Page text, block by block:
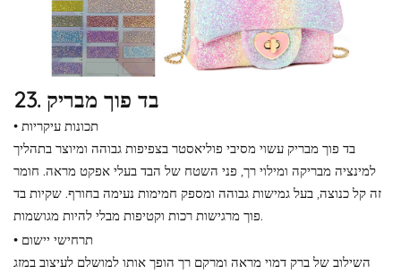
23. בד פוך מבריק
• תכונות עיקריות
בד פוך מבריק עשוי מסיבי פוליאסטר בצפיפות גבוהה ומיוצר בתהליך
למינציה מבריקה ומילוי רך, פני השטח של הבד בעלי אפקט מראה. חומר
זה קל כנוצה, בעל גמישות גבוהה ומספק חמימות נעימה בחורף. שקיות בד
פוך מרגישות רכות וקטיפות מבלי להיות מגושמות.
• תרחישי יישום
השילוב של ברק דמוי מראה ומרקם רך הופך אותו למושלם לעיצוב במזג